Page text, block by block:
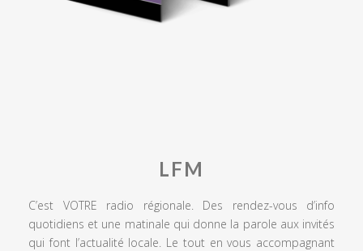
LFM
C’est VOTRE radio régionale. Des rendez-vous d’info
quotidiens et une matinale qui donne la parole aux invités
qui font l’actualité locale. Le tout en vous accompagnant